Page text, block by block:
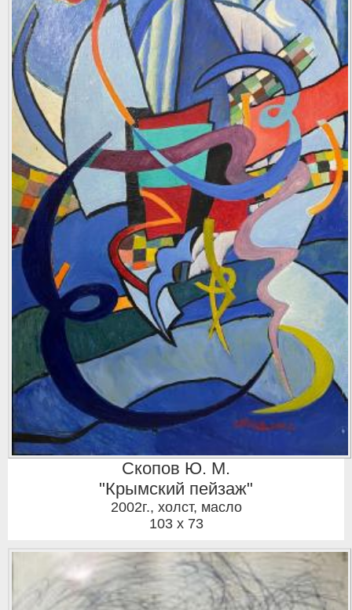
Скопов Ю. М.
"Крымский пейзаж"
2002г., холст, масло
103 x 73